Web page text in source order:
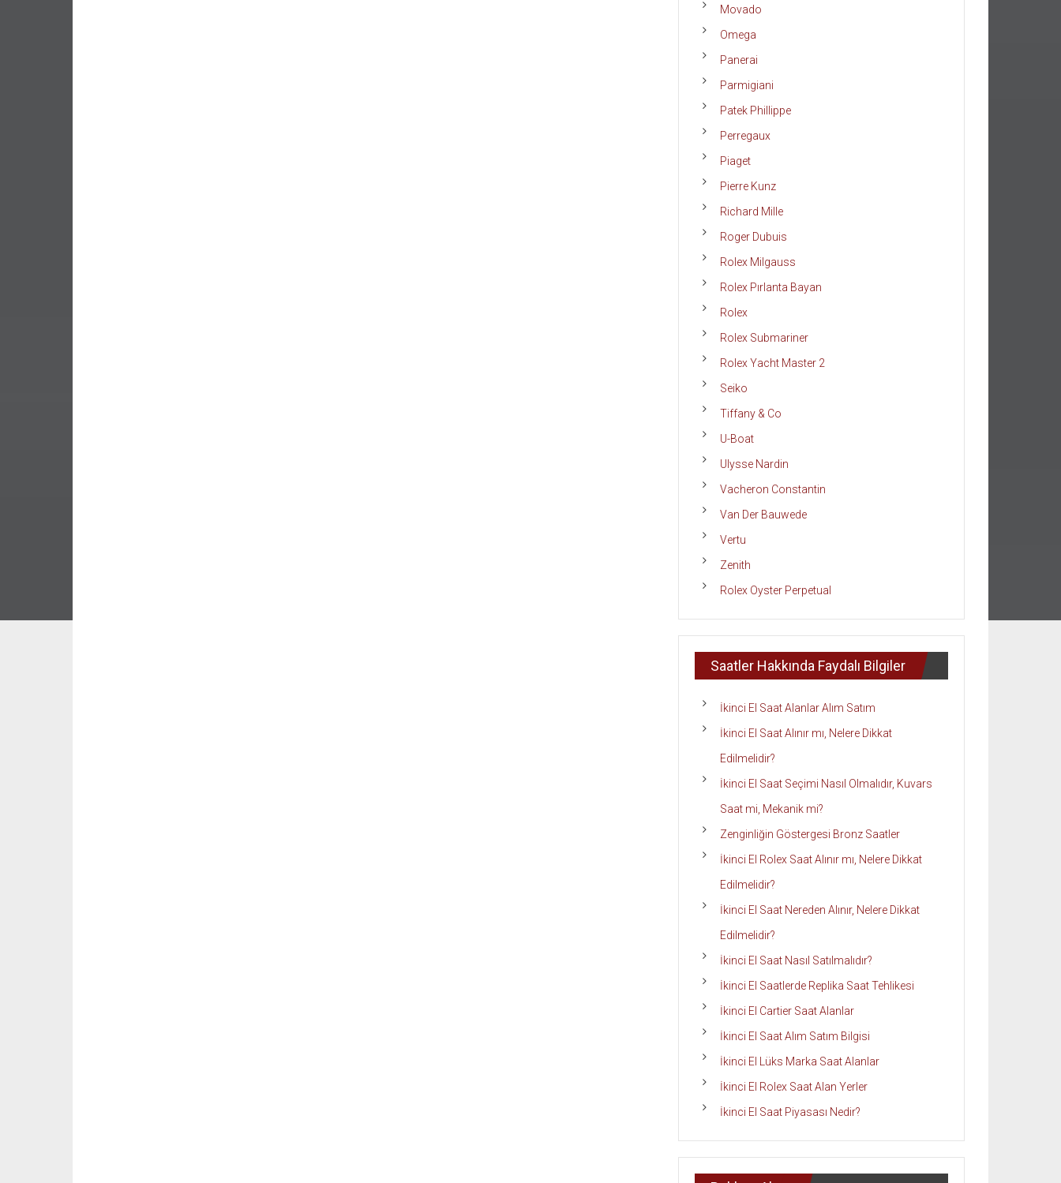
Movado
Omega
Panerai
Parmigiani
Patek Phillippe
Perregaux
Piaget
Pierre Kunz
Richard Mille
Roger Dubuis
Rolex Milgauss
Rolex Pırlanta Bayan
Rolex
Rolex Submariner
Rolex Yacht Master 2
Seiko
Tiffany & Co
U-Boat
Ulysse Nardin
Vacheron Constantin
Van Der Bauwede
Vertu
Zenith
Rolex Oyster Perpetual
Saatler Hakkında Faydalı Bilgiler
İkinci El Saat Alanlar Alım Satım
İkinci El Saat Alınır mı, Nelere Dikkat
Edilmelidir?
İkinci El Saat Seçimi Nasıl Olmalıdır, Kuvars
Saat mi, Mekanik mi?
Zenginliğin Göstergesi Bronz Saatler
İkinci El Rolex Saat Alınır mı, Nelere Dikkat
Edilmelidir?
İkinci El Saat Nereden Alınır, Nelere Dikkat
Edilmelidir?
İkinci El Saat Nasıl Satılmalıdır?
İkinci El Saatlerde Replika Saat Tehlikesi
İkinci El Cartier Saat Alanlar
İkinci El Saat Alım Satım Bilgisi
İkinci El Lüks Marka Saat Alanlar
İkinci El Rolex Saat Alan Yerler
İkinci El Saat Piyasası Nedir?